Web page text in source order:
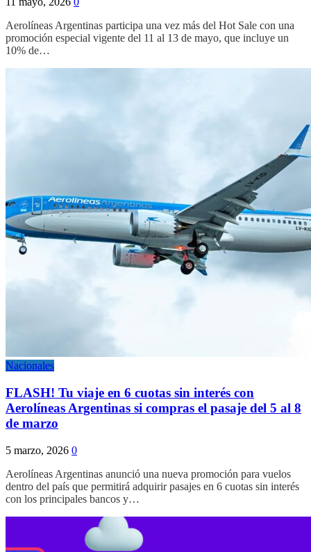
Aerolíneas Argentinas participa una vez más del Hot Sale con una
promoción especial vigente del 11 al 13 de mayo, que incluye un
10% de…
Nacionales
FLASH! Tu viaje en 6 cuotas sin interés con
Aerolíneas Argentinas si compras el pasaje del 5 al 8
de marzo
5 marzo, 2026 0
Aerolíneas Argentinas anunció una nueva promoción para vuelos
dentro del país que permitirá adquirir pasajes en 6 cuotas sin interés
con los principales bancos y…